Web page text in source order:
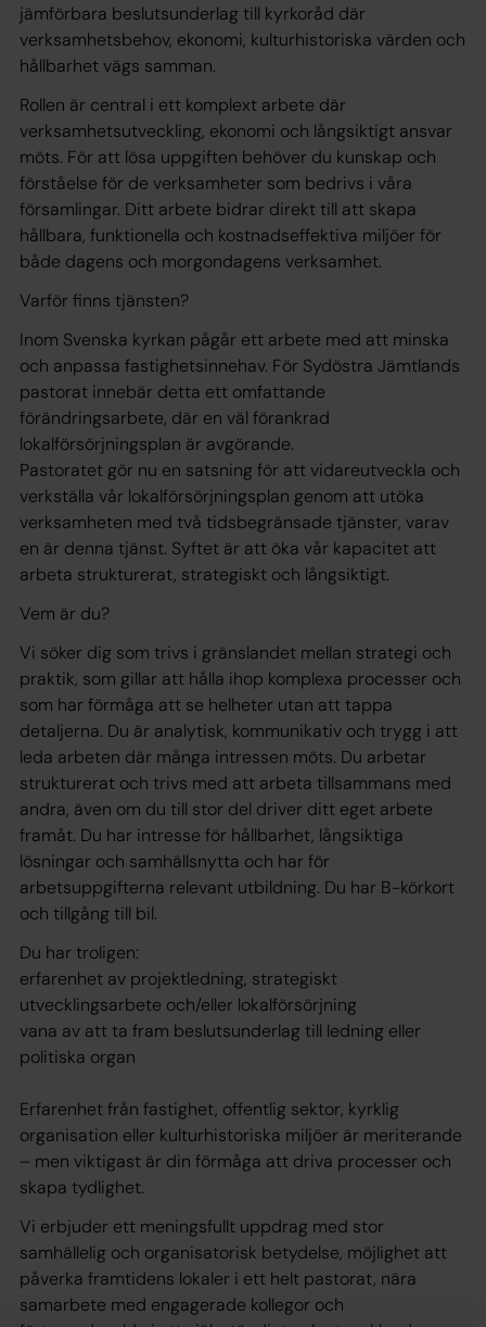
jämförbara beslutsunderlag till kyrkoråd där
verksamhetsbehov, ekonomi, kulturhistoriska värden och
hållbarhet vägs samman.
Rollen är central i ett komplext arbete där
verksamhetsutveckling, ekonomi och långsiktigt ansvar
möts. För att lösa uppgiften behöver du kunskap och
förståelse för de verksamheter som bedrivs i våra
församlingar. Ditt arbete bidrar direkt till att skapa
hållbara, funktionella och kostnadseffektiva miljöer för
både dagens och morgondagens verksamhet.
Varför finns tjänsten?
Inom Svenska kyrkan pågår ett arbete med att minska
och anpassa fastighetsinnehav. För Sydöstra Jämtlands
pastorat innebär detta ett omfattande
förändringsarbete, där en väl förankrad
lokalförsörjningsplan är avgörande.
Pastoratet gör nu en satsning för att vidareutveckla och
verkställa vår lokalförsörjningsplan genom att utöka
verksamheten med två tidsbegränsade tjänster, varav
en är denna tjänst. Syftet är att öka vår kapacitet att
arbeta strukturerat, strategiskt och långsiktigt.
Vem är du?
Vi söker dig som trivs i gränslandet mellan strategi och
praktik, som gillar att hålla ihop komplexa processer och
som har förmåga att se helheter utan att tappa
detaljerna. Du är analytisk, kommunikativ och trygg i att
leda arbeten där många intressen möts. Du arbetar
strukturerat och trivs med att arbeta tillsammans med
andra, även om du till stor del driver ditt eget arbete
framåt. Du har intresse för hållbarhet, långsiktiga
lösningar och samhällsnytta och har för
arbetsuppgifterna relevant utbildning. Du har B-körkort
och tillgång till bil.
Du har troligen:
erfarenhet av projektledning, strategiskt
utvecklingsarbete och/eller lokalförsörjning
vana av att ta fram beslutsunderlag till ledning eller
politiska organ
Erfarenhet från fastighet, offentlig sektor, kyrklig
organisation eller kulturhistoriska miljöer är meriterande
– men viktigast är din förmåga att driva processer och
skapa tydlighet.
Vi erbjuder ett meningsfullt uppdrag med stor
samhällelig och organisatorisk betydelse, möjlighet att
påverka framtidens lokaler i ett helt pastorat, nära
samarbete med engagerade kollegor och